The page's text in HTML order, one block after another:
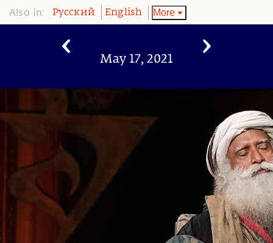
Also in: Pусский English More
May 17, 2021